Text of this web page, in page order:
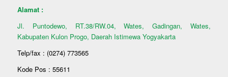
Alamat :
Jl. Puntodewo, RT.38/RW.04, Wates, Gadingan, Wates,
Kabupaten Kulon Progo, Daerah Istimewa Yogyakarta
Telp/fax : (0274) 773565
Kode Pos : 55611